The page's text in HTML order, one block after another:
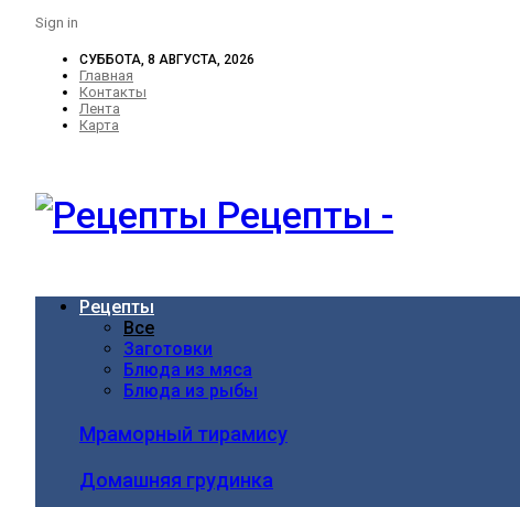
Sign in
СУББОТА, 8 АВГУСТА, 2026
Главная
Контакты
Лента
Карта
Рецепты -
Рецепты
Все
Заготовки
Блюда из мяса
Блюда из рыбы
Мраморный тирамису
Домашняя грудинка